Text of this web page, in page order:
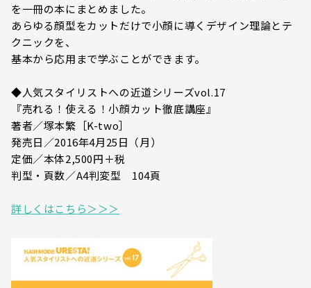
を一冊の本にまとめました。
あらゆる顔型をカットだけで小顔に導くデザイン理論とテ
クニックを、
基本から応用まで学ぶことができます。
◆人気スタイリストへの近道シリーズvol.17
『売れる！使える！小顔カット徹底講座』
著者／塚本繁［K-two］
発売日／2016年4月25日（月）
定価／本体2,500円＋税
判型・頁数／A4判変型 104頁
詳しくはこちら＞＞＞